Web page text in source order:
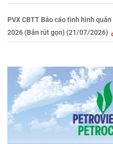
PVX CBTT Báo cáo tình hình
2026 (Bản rút gọn) (21/07/2026)